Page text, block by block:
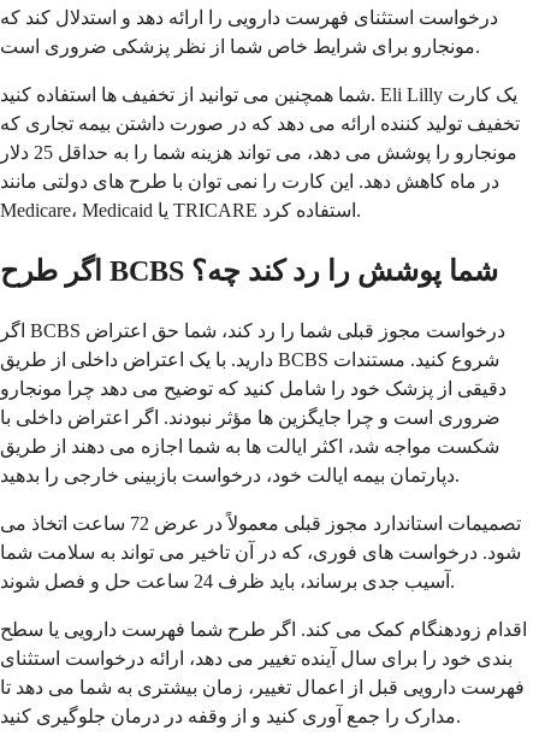
درخواست استثنای فهرست دارویی را ارائه دهد و استدلال کند که
مونجارو برای شرایط خاص شما از نظر پزشکی ضروری است.
شما همچنین می توانید از تخفیف ها استفاده کنید. Eli Lilly یک کارت
تخفیف تولید کننده ارائه می دهد که در صورت داشتن بیمه تجاری که
مونجارو را پوشش می دهد، می تواند هزینه شما را به حداقل 25 دلار
در ماه کاهش دهد. این کارت را نمی توان با طرح های دولتی مانند
Medicare، Medicaid یا TRICARE استفاده کرد.
اگر طرح BCBS شما پوشش را رد کند چه؟
اگر BCBS درخواست مجوز قبلی شما را رد کند، شما حق اعتراض
دارید. با یک اعتراض داخلی از طریق BCBS شروع کنید. مستندات
دقیقی از پزشک خود را شامل کنید که توضیح می دهد چرا مونجارو
ضروری است و چرا جایگزین ها مؤثر نبودند. اگر اعتراض داخلی با
شکست مواجه شد، اکثر ایالت ها به شما اجازه می دهند از طریق
دپارتمان بیمه ایالت خود، درخواست بازبینی خارجی را بدهید.
تصمیمات استاندارد مجوز قبلی معمولاً در عرض 72 ساعت اتخاذ می
شود. درخواست های فوری، که در آن تاخیر می تواند به سلامت شما
آسیب جدی برساند، باید ظرف 24 ساعت حل و فصل شوند.
اقدام زودهنگام کمک می کند. اگر طرح شما فهرست دارویی یا سطح
بندی خود را برای سال آینده تغییر می دهد، ارائه درخواست استثنای
فهرست دارویی قبل از اعمال تغییر، زمان بیشتری به شما می دهد تا
مدارک را جمع آوری کنید و از وقفه در درمان جلوگیری کنید.